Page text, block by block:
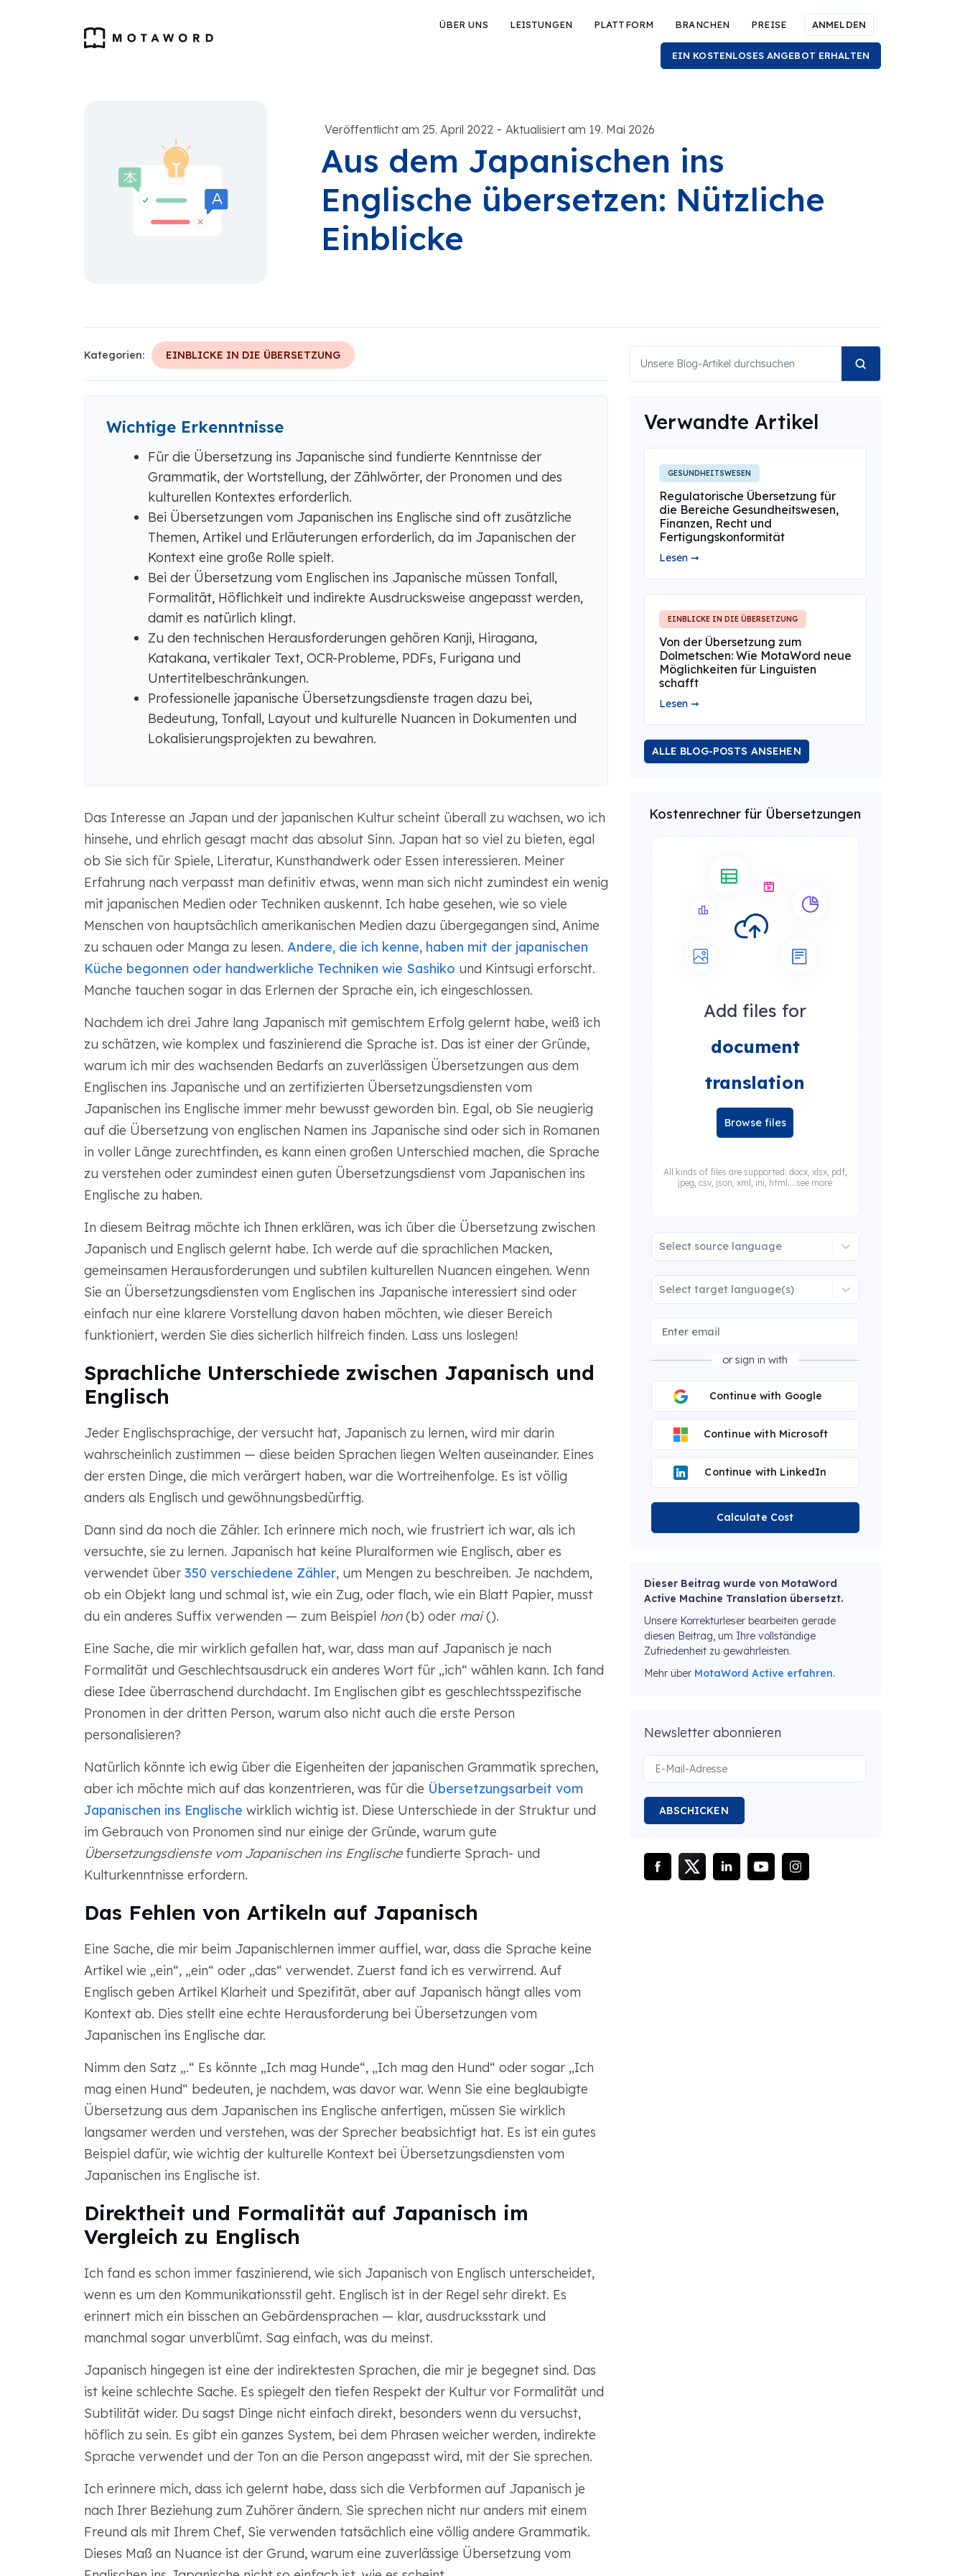
ÜBER UNS LEISTUNGEN PLATTFORM BRANCHEN PREISE ANMELDEN
EIN KOSTENLOSES ANGEBOT ERHALTEN
Veröffentlicht am 25. April 2022 - Aktualisiert am 19. Mai 2026
Aus dem Japanischen ins
Englische übersetzen: Nützliche
Einblicke
Kategorien: EINBLICKE IN DIE ÜBERSETZUNG
Wichtige Erkenntnisse
Für die Übersetzung ins Japanische sind fundierte Kenntnisse der
Grammatik, der Wortstellung, der Zählwörter, der Pronomen und des
kulturellen Kontextes erforderlich.
Bei Übersetzungen vom Japanischen ins Englische sind oft zusätzliche
Themen, Artikel und Erläuterungen erforderlich, da im Japanischen der
Kontext eine große Rolle spielt.
Bei der Übersetzung vom Englischen ins Japanische müssen Tonfall,
Formalität, Höflichkeit und indirekte Ausdrucksweise angepasst werden,
damit es natürlich klingt.
Zu den technischen Herausforderungen gehören Kanji, Hiragana,
Katakana, vertikaler Text, OCR-Probleme, PDFs, Furigana und
Untertitelbeschränkungen.
Professionelle japanische Übersetzungsdienste tragen dazu bei,
Bedeutung, Tonfall, Layout und kulturelle Nuancen in Dokumenten und
Lokalisierungsprojekten zu bewahren.
Das Interesse an Japan und der japanischen Kultur scheint überall zu wachsen, wo ich
hinsehe, und ehrlich gesagt macht das absolut Sinn. Japan hat so viel zu bieten, egal
ob Sie sich für Spiele, Literatur, Kunsthandwerk oder Essen interessieren. Meiner
Erfahrung nach verpasst man definitiv etwas, wenn man sich nicht zumindest ein wenig
mit japanischen Medien oder Techniken auskennt. Ich habe gesehen, wie so viele
Menschen von hauptsächlich amerikanischen Medien dazu übergegangen sind, Anime
zu schauen oder Manga zu lesen. Andere, die ich kenne, haben mit der japanischen
Küche begonnen oder handwerkliche Techniken wie Sashiko und Kintsugi erforscht.
Manche tauchen sogar in das Erlernen der Sprache ein, ich eingeschlossen.
Nachdem ich drei Jahre lang Japanisch mit gemischtem Erfolg gelernt habe, weiß ich
zu schätzen, wie komplex und faszinierend die Sprache ist. Das ist einer der Gründe,
warum ich mir des wachsenden Bedarfs an zuverlässigen Übersetzungen aus dem
Englischen ins Japanische und an zertifizierten Übersetzungsdiensten vom
Japanischen ins Englische immer mehr bewusst geworden bin. Egal, ob Sie neugierig
auf die Übersetzung von englischen Namen ins Japanische sind oder sich in Romanen
in voller Länge zurechtfinden, es kann einen großen Unterschied machen, die Sprache
zu verstehen oder zumindest einen guten Übersetzungsdienst vom Japanischen ins
Englische zu haben.
In diesem Beitrag möchte ich Ihnen erklären, was ich über die Übersetzung zwischen
Japanisch und Englisch gelernt habe. Ich werde auf die sprachlichen Macken,
gemeinsamen Herausforderungen und subtilen kulturellen Nuancen eingehen. Wenn
Sie an Übersetzungsdiensten vom Englischen ins Japanische interessiert sind oder
einfach nur eine klarere Vorstellung davon haben möchten, wie dieser Bereich
funktioniert, werden Sie dies sicherlich hilfreich finden. Lass uns loslegen!
Sprachliche Unterschiede zwischen Japanisch und
Englisch
Jeder Englischsprachige, der versucht hat, Japanisch zu lernen, wird mir darin
wahrscheinlich zustimmen — diese beiden Sprachen liegen Welten auseinander. Eines
der ersten Dinge, die mich verärgert haben, war die Wortreihenfolge. Es ist völlig
anders als Englisch und gewöhnungsbedürftig.
Dann sind da noch die Zähler. Ich erinnere mich noch, wie frustriert ich war, als ich
versuchte, sie zu lernen. Japanisch hat keine Pluralformen wie Englisch, aber es
verwendet über 350 verschiedene Zähler, um Mengen zu beschreiben. Je nachdem,
ob ein Objekt lang und schmal ist, wie ein Zug, oder flach, wie ein Blatt Papier, musst
du ein anderes Suffix verwenden — zum Beispiel hon(b) oder mai().
Eine Sache, die mir wirklich gefallen hat, war, dass man auf Japanisch je nach
Formalität und Geschlechtsausdruck ein anderes Wort für „ich“ wählen kann. Ich fand
diese Idee überraschend durchdacht. Im Englischen gibt es geschlechtsspezifische
Pronomen in der dritten Person, warum also nicht auch die erste Person
personalisieren?
Natürlich könnte ich ewig über die Eigenheiten der japanischen Grammatik sprechen,
aber ich möchte mich auf das konzentrieren, was für die Übersetzungsarbeit vom
Japanischen ins Englische wirklich wichtig ist. Diese Unterschiede in der Struktur und
im Gebrauch von Pronomen sind nur einige der Gründe, warum gute
Übersetzungsdienste vom Japanischen ins Englischefundierte Sprach- und
Kulturkenntnisse erfordern.
Das Fehlen von Artikeln auf Japanisch
Eine Sache, die mir beim Japanischlernen immer auffiel, war, dass die Sprache keine
Artikel wie „ein“, „ein“ oder „das“ verwendet. Zuerst fand ich es verwirrend. Auf
Englisch geben Artikel Klarheit und Spezifität, aber auf Japanisch hängt alles vom
Kontext ab. Dies stellt eine echte Herausforderung bei Übersetzungen vom
Japanischen ins Englische dar.
Nimm den Satz „.“ Es könnte „Ich mag Hunde“, „Ich mag den Hund“ oder sogar „Ich
mag einen Hund“ bedeuten, je nachdem, was davor war. Wenn Sie eine beglaubigte
Übersetzung aus dem Japanischen ins Englische anfertigen, müssen Sie wirklich
langsamer werden und verstehen, was der Sprecher beabsichtigt hat. Es ist ein gutes
Beispiel dafür, wie wichtig der kulturelle Kontext bei Übersetzungsdiensten vom
Japanischen ins Englische ist.
Direktheit und Formalität auf Japanisch im
Vergleich zu Englisch
Ich fand es schon immer faszinierend, wie sich Japanisch von Englisch unterscheidet,
wenn es um den Kommunikationsstil geht. Englisch ist in der Regel sehr direkt. Es
erinnert mich ein bisschen an Gebärdensprachen — klar, ausdrucksstark und
manchmal sogar unverblümt. Sag einfach, was du meinst.
Japanisch hingegen ist eine der indirektesten Sprachen, die mir je begegnet sind. Das
ist keine schlechte Sache. Es spiegelt den tiefen Respekt der Kultur vor Formalität und
Subtilität wider. Du sagst Dinge nicht einfach direkt, besonders wenn du versuchst,
höflich zu sein. Es gibt ein ganzes System, bei dem Phrasen weicher werden, indirekte
Sprache verwendet und der Ton an die Person angepasst wird, mit der Sie sprechen.
Ich erinnere mich, dass ich gelernt habe, dass sich die Verbformen auf Japanisch je
nach Ihrer Beziehung zum Zuhörer ändern. Sie sprechen nicht nur anders mit einem
Freund als mit Ihrem Chef, Sie verwenden tatsächlich eine völlig andere Grammatik.
Dieses Maß an Nuance ist der Grund, warum eine zuverlässige Übersetzung vom
Verwandte Artikel
GESUNDHEITSWESEN
Regulatorische Übersetzung für
die Bereiche Gesundheitswesen,
Finanzen, Recht und
Fertigungskonformität
Lesen ➞
EINBLICKE IN DIE ÜBERSETZUNG
Von der Übersetzung zum
Dolmetschen: Wie MotaWord neue
Möglichkeiten für Linguisten
schafft
Lesen ➞
ALLE BLOG-POSTS ANSEHEN
Kostenrechner für Übersetzungen
Add files for
document
translation
Browse files
All kinds of files are supported: docx, xlsx, pdf,
jpeg, csv, json, xml, ini, html... see more
Select source language
Select target language(s)
or sign in with
Continue with Google
Continue with Microsoft
Continue with LinkedIn
Calculate Cost
Dieser Beitrag wurde von MotaWord
Active Machine Translation übersetzt.
Unsere Korrekturleser bearbeiten gerade
diesen Beitrag, um Ihre vollständige
Zufriedenheit zu gewährleisten.
Mehr über MotaWord Active erfahren.
Newsletter abonnieren
ABSCHICKEN